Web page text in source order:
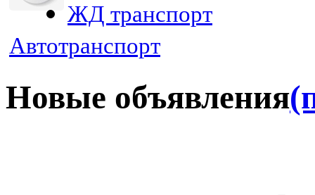
ЖД транспорт
Автотранспорт
Новые объявления